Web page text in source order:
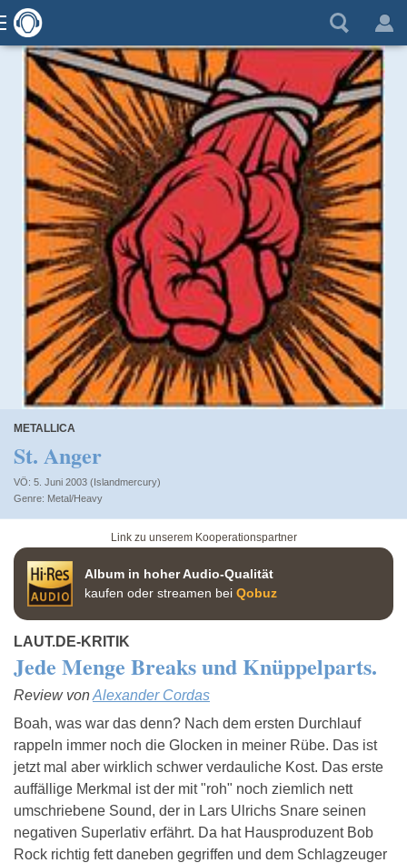
METALLICA
St. Anger
VÖ: 5. Juni 2003 (Islandmercury)
Metal/Heavy
Link zu unserem Kooperationspartner
Album in hoher Audio-Qualität
kaufen oder streamen bei Qobuz
LAUT.DE-KRITIK
Jede Menge Breaks und Knüppelparts.
Review vonAlexander Cordas
Boah, was war das denn? Nach dem ersten Durchlauf
rappeln immer noch die Glocken in meiner Rübe. Das ist
jetzt mal aber wirklich schwer verdauliche Kost. Das erste
auffällige Merkmal ist der mit "roh" noch ziemlich nett
umschriebene Sound, der in Lars Ulrichs Snare seinen
negativen Superlativ erfährt. Da hat Hausproduzent Bob
Rock richtig fett daneben gegriffen und dem Schlagzeuger